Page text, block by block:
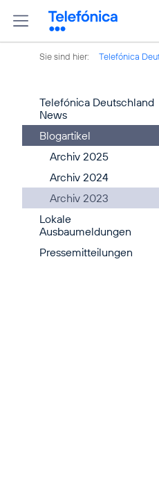
Sie sind hier: Telefónica
Telefónica Deutschland
News
Blogartikel
Archiv 2025
Archiv 2024
Archiv 2023
Lokale
Ausbaumeldungen
Pressemitteilungen